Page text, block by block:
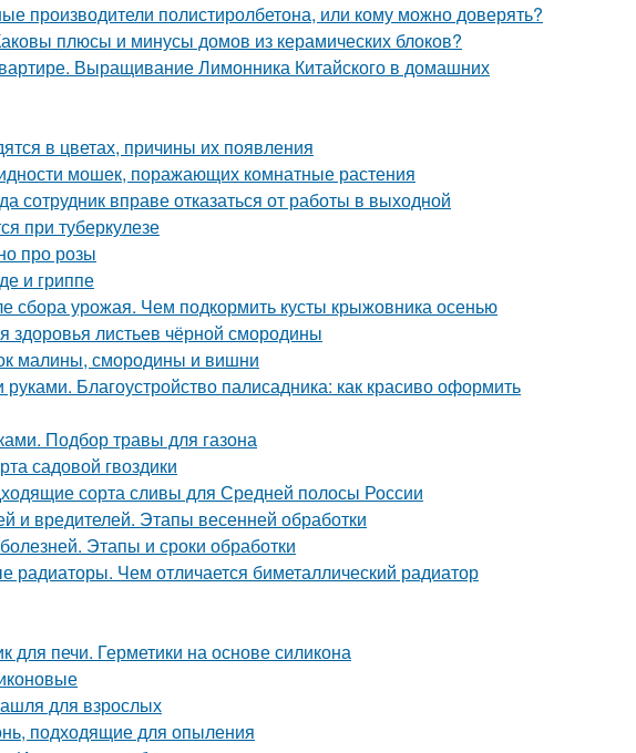
производители полистиролбетона, или кому можно доверять?
плюсы и минусы домов из керамических блоков?
Выращивание Лимонника Китайского в домашних
в цветах, причины их появления
мошек, поражающих комнатные растения
сотрудник вправе отказаться от работы в выходной
при туберкулезе
про розы
и гриппе
сбора урожая. Чем подкормить кусты крыжовника осенью
здоровья листьев чёрной смородины
малины, смородины и вишни
Благоустройство палисадника: как красиво оформить
Подбор травы для газона
садовой гвоздики
сорта сливы для Средней полосы России
и вредителей. Этапы весенней обработки
Этапы и сроки обработки
Чем отличается биметаллический радиатор
для печи. Герметики на основе силикона
для взрослых
подходящие для опыления